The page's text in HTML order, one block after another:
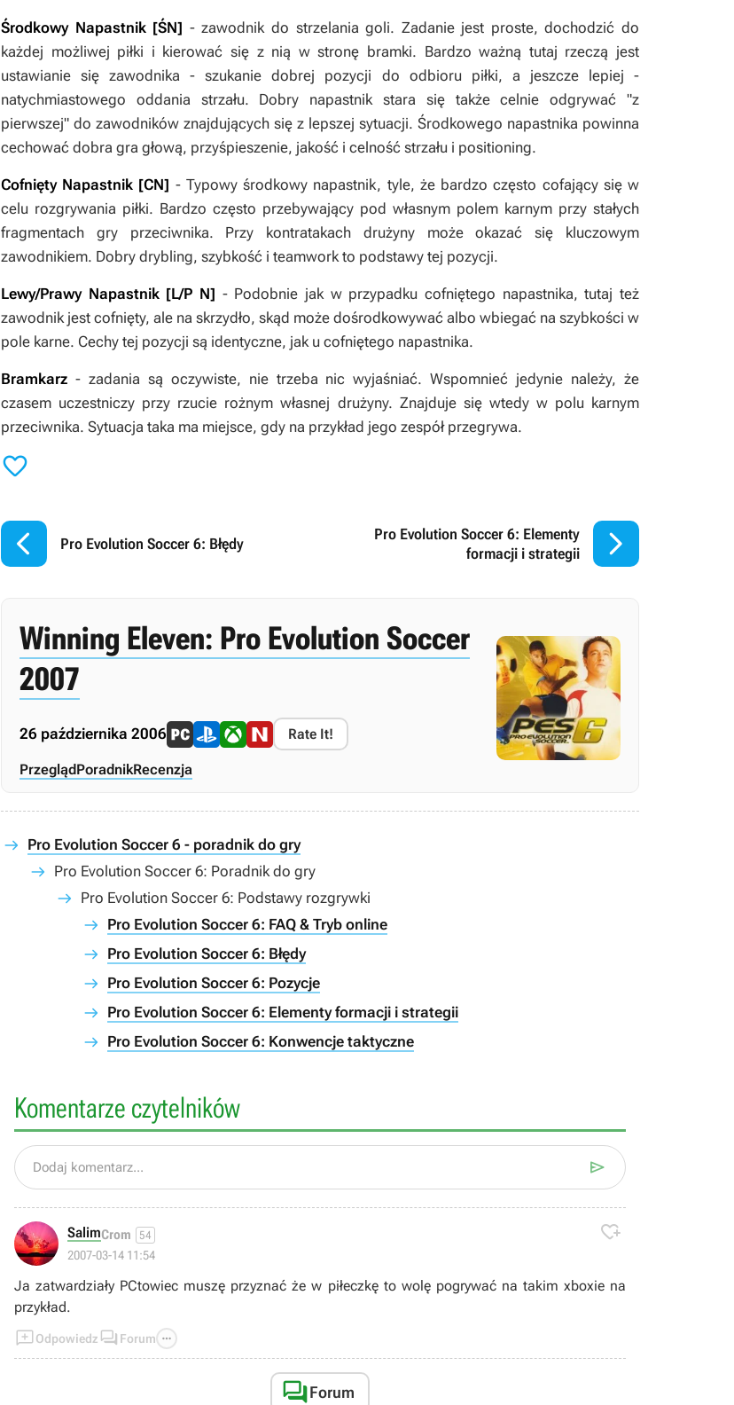
Środkowy Napastnik [ŚN] - zawodnik do strzelania goli. Zadanie jest proste, dochodzić do
każdej możliwej piłki i kierować się z nią w stronę bramki. Bardzo ważną tutaj rzeczą jest
ustawianie się zawodnika - szukanie dobrej pozycji do odbioru piłki, a jeszcze lepiej -
natychmiastowego oddania strzału. Dobry napastnik stara się także celnie odgrywać "z
pierwszej" do zawodników znajdujących się z lepszej sytuacji. Środkowego napastnika powinna
cechować dobra gra głową, przyśpieszenie, jakość i celność strzału i positioning.
Cofnięty Napastnik [CN] - Typowy środkowy napastnik, tyle, że bardzo często cofający się w
celu rozgrywania piłki. Bardzo często przebywający pod własnym polem karnym przy stałych
fragmentach gry przeciwnika. Przy kontratakach drużyny może okazać się kluczowym
zawodnikiem. Dobry drybling, szybkość i teamwork to podstawy tej pozycji.
Lewy/Prawy Napastnik [L/P N] - Podobnie jak w przypadku cofniętego napastnika, tutaj też
zawodnik jest cofnięty, ale na skrzydło, skąd może dośrodkowywać albo wbiegać na szybkości w
pole karne. Cechy tej pozycji są identyczne, jak u cofniętego napastnika.
Bramkarz - zadania są oczywiste, nie trzeba nic wyjaśniać. Wspomnieć jedynie należy, że
czasem uczestniczy przy rzucie rożnym własnej drużyny. Znajduje się wtedy w polu karnym
przeciwnika. Sytuacja taka ma miejsce, gdy na przykład jego zespół przegrywa.

 Pro Evolution Soccer 6: Błędy
Pro Evolution Soccer 6: Elementy
formacji i strategii

Winning Eleven: Pro Evolution Soccer
2007
26 października 2006 Rate It!
PrzeglądPoradnikRecenzja
Pro Evolution Soccer 6 - poradnik do gry
Pro Evolution Soccer 6: Poradnik do gry
Pro Evolution Soccer 6: Podstawy rozgrywki
Pro Evolution Soccer 6: FAQ & Tryb online
Pro Evolution Soccer 6: Błędy
Pro Evolution Soccer 6: Pozycje
Pro Evolution Soccer 6: Elementy formacji i strategii
Pro Evolution Soccer 6: Konwencje taktyczne
Komentarze czytelników
Dodaj komentarz... 
SalimCrom 54
2007-03-14 11:54

Ja zatwardziały PCtowiec muszę przyznać że w piłeczkę to wolę pogrywać na takim xboxie na
przykład.
Odpowiedz  Forum 
Forum